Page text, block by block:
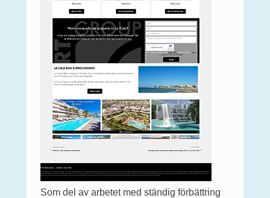
Som del av arbetet med ständig förbättring